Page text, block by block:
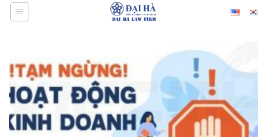
Bỏ
qua